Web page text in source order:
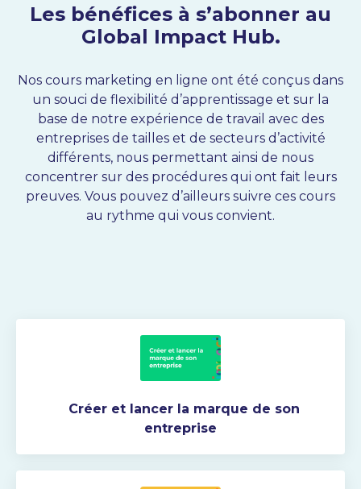
Les bénéfices à s’abonner au
Global Impact Hub.
Nos cours marketing en ligne ont été conçus dans
un souci de flexibilité d’apprentissage et sur la
base de notre expérience de travail avec des
entreprises de tailles et de secteurs d’activité
différents, nous permettant ainsi de nous
concentrer sur des procédures qui ont fait leurs
preuves. Vous pouvez d’ailleurs suivre ces cours
au rythme qui vous convient.
Créer et lancer la marque de son
entreprise